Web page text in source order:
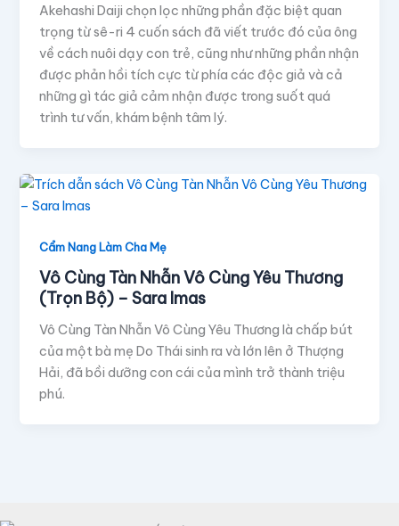
Akehashi Daiji chọn lọc những phần đặc biệt quan
trọng từ sê-ri 4 cuốn sách đã viết trước đó của ông
về cách nuôi dạy con trẻ, cũng như những phần nhận
được phản hồi tích cực từ phía các độc giả và cả
những gì tác giả cảm nhận được trong suốt quá
trình tư vấn, khám bệnh tâm lý.
Cẩm Nang Làm Cha Mẹ
Vô Cùng Tàn Nhẫn Vô Cùng Yêu Thương
(Trọn Bộ) – Sara Imas
Vô Cùng Tàn Nhẫn Vô Cùng Yêu Thương là chấp bút
của một bà mẹ Do Thái sinh ra và lớn lên ở Thượng
Hải, đã bồi dưỡng con cái của mình trở thành triệu
phú.